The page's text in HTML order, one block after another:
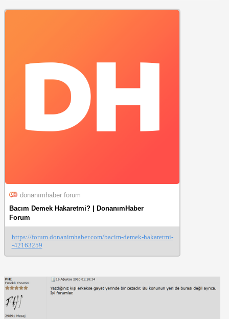
donanımhaber forum
Bacım Demek Hakaretmi? | DonanımHaber
Forum
https://forum.donanimhaber.com/bacim-demek-hakaretmi-
-42163259